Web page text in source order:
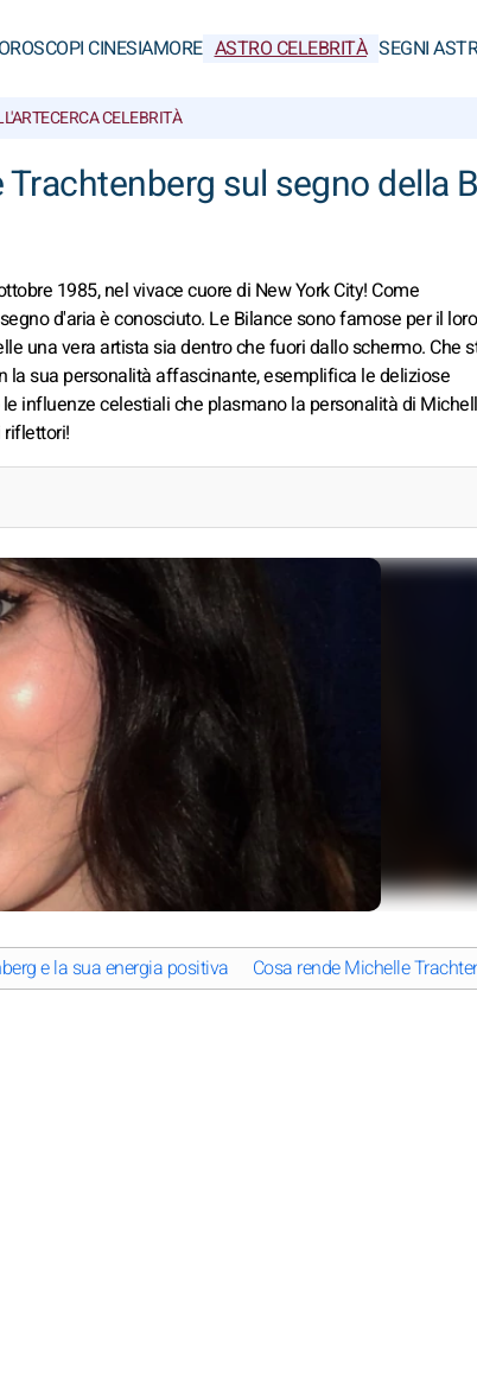
OROSCOPI CINESIAMORE ASTRO CELEBRITÀ SEGNI
CERCA CELEBRITÀ
sul segno della
1985, nel vivace cuore di New York City! Come
d'aria è conosciuto. Le Bilance sono famose per il loro
una vera artista sia dentro che fuori dallo schermo. Che
sua personalità affascinante, esemplifica le deliziose
influenze celestiali che plasmano la personalità di
e la sua energia positiva Cosa rende Michelle